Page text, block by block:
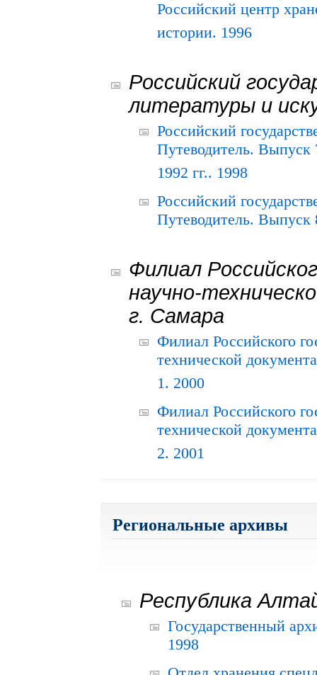
Российский центр
истории. 1996
Российский
литературы и
Российский
Путеводитель.
1992 гг.. 1998
Российский
Путеводитель. Выпуск
Филиал
научно-
г. Самара
Филиал Российского
технической
1. 2000
Филиал Российского
технической
2. 2001
Региональные архивы
Республика
Государственный
1998